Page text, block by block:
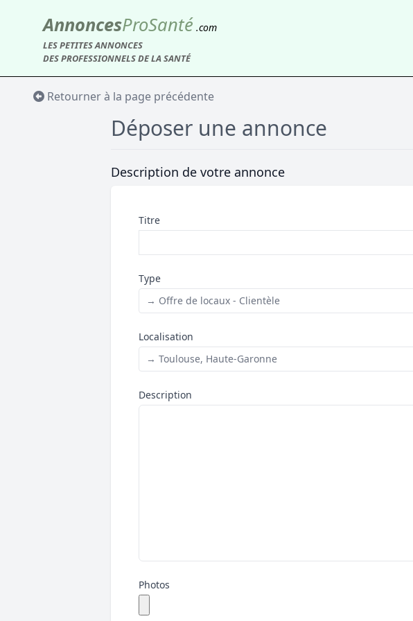
AnnoncesProSanté .com
LES PETITES ANNONCES
DES PROFESSIONNELS DE LA SANTÉ
Retourner à la page précédente
Déposer une annonce
Description de votre annonce
Titre
Type
→ Offre de locaux - Clientèle
Localisation
→ Toulouse, Haute-Garonne
Description
Photos